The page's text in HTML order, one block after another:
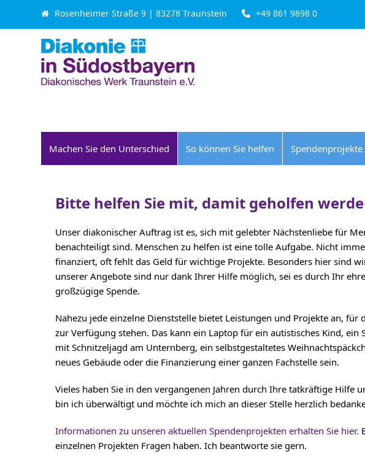
Rosenheimer Straße 9 | 83278 Traunstein +49 861 9898 0
Machen Sie den Unterschied So können Sie helfen Spendenprojekte
Bitte helfen Sie mit, damit geholfen
Unser diakonischer Auftrag ist es, sich mit gelebter Nächstenliebe für
benachteiligt sind. Menschen zu helfen ist eine tolle Aufgabe. Nicht
finanziert, oft fehlt das Geld für wichtige Projekte. Besonders hier sind
unserer Angebote sind nur dank Ihrer Hilfe möglich, sei es durch Ihr
großzügige Spende.
Nahezu jede einzelne Dienststelle bietet Leistungen und Projekte an,
zur Verfügung stehen. Das kann ein Laptop für ein autistisches Kind,
mit Schnitzeljagd am Unternberg, ein selbstgestaltetes
neues Gebäude oder die Finanzierung einer ganzen Fachstelle sein.
Vieles haben Sie in den vergangenen Jahren durch Ihre tatkräftige Hilfe
bin ich überwältigt und möchte ich mich an dieser Stelle herzlich
Informationen zu unseren aktuellen Spendenprojekten erhalten Sie hier.
einzelnen Projekten Fragen haben. Ich beantworte sie gern.